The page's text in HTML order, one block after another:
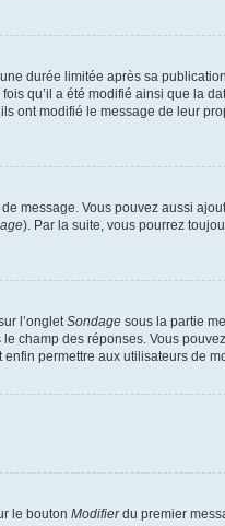
durée limitée après sa
qu’il a été modifié ainsi que la
ont modifié le message de leur
message. Vous pouvez aussi
). Par la suite, vous pourrez
l’onglet Sondage sous la partie
champ des réponses. Vous
permettre aux utilisateurs de
le bouton Modifierdu premier